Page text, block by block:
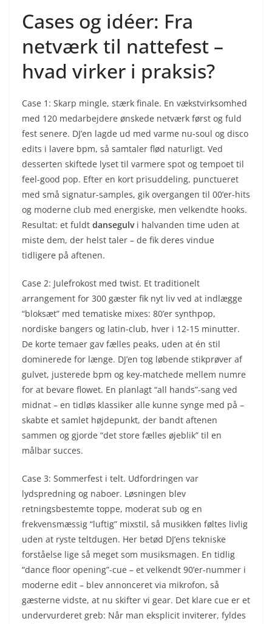
Cases og idéer: Fra
netværk til nattefest –
hvad virker i praksis?
Case 1: Skarp mingle, stærk finale. En vækstvirksomhed
med 120 medarbejdere ønskede netværk først og fuld
fest senere. DJ’en lagde ud med varme nu-soul og disco
edits i lavere bpm, så samtaler flød naturligt. Ved
desserten skiftede lyset til varmere spot og tempoet til
feel-good pop. Efter en kort prisuddeling, punctueret
med små signatur-samples, gik overgangen til 00’er-hits
og moderne club med energiske, men velkendte hooks.
Resultat: et fuldt dansegulvi halvanden time uden at
miste dem, der helst taler – de fik deres vindue
tidligere på aftenen.
Case 2: Julefrokost med twist. Et traditionelt
arrangement for 300 gæster fik nyt liv ved at indlægge
“bloksæt” med tematiske mixes: 80’er synthpop,
nordiske bangers og latin-club, hver i 12-15 minutter.
De korte temaer gav fælles peaks, uden at én stil
dominerede for længe. DJ’en tog løbende stikprøver af
gulvet, justerede bpm og key-matchede mellem numre
for at bevare flowet. En planlagt “all hands”-sang ved
midnat – en tidløs klassiker alle kunne synge med på –
skabte et samlet højdepunkt, der bandt aftenen
sammen og gjorde “det store fælles øjeblik” til en
målbar succes.
Case 3: Sommerfest i telt. Udfordringen var
lydspredning og naboer. Løsningen blev
retningsbestemte toppe, moderat sub og en
frekvensmæssig “luftig” mixstil, så musikken føltes livlig
uden at ryste teltdugen. Her betød DJ’ens tekniske
forståelse lige så meget som musiksmagen. En tidlig
“dance floor opening”-cue – et velkendt 90’er-nummer i
moderne edit – blev annonceret via mikrofon, så
gæsterne vidste, at nu skifter vi gear. Det klare cue er et
undervurderet greb: Når man eksplicit inviterer, fyldes